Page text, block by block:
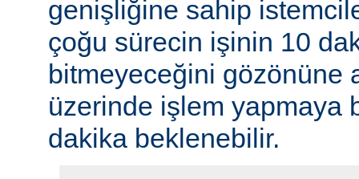
genişliğine sahip
çoğu sürecin işinin 10
bitmeyeceğini gözönüne
üzerinde işlem yapmaya
dakika beklenebilir.